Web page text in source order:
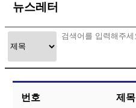
뉴스레터
번호 제목